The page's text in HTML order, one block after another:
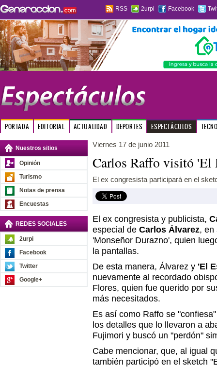
RSS 2urpi Facebook
PORTADA EDITORIAL ACTUALIDAD DEPORTES ESPECTÁCULOS
Nuestros sitios
Opinión
Turismo
Notas de prensa
Encuestas
REDES SOCIALES
2urpi
Facebook
Twitter
Google+
Viernes 17 de junio 2011
Carlos Raffo visitó 'El
El ex congresista participará en el
El ex congresista y publicista,
especial de Carlos Álvarez, en
'Monseñor Durazno', quien
la pantallas.
De esta manera, Álvarez y 'El
nuevamente al recordado
Flores, quien fue querido por
más necesitados.
Es así como Raffo se
los detalles que lo llevaron a
Fujimori y buscó un "perdón"
Cabe mencionar, que, al igual
también participó en el sketch